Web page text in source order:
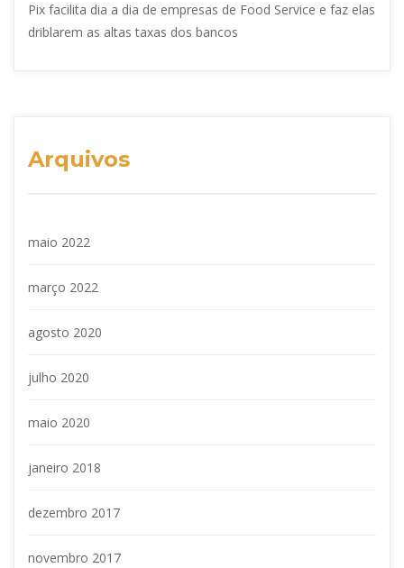
Pix facilita dia a dia de empresas de Food Service e faz elas
driblarem as altas taxas dos bancos
Arquivos
maio 2022
março 2022
agosto 2020
julho 2020
maio 2020
janeiro 2018
dezembro 2017
novembro 2017